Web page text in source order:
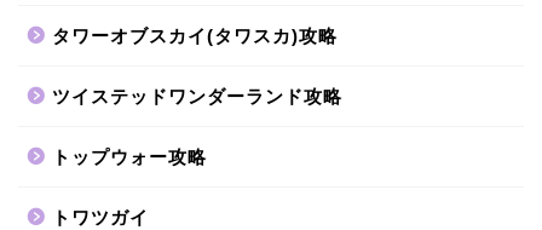
タワーオブスカイ(タワスカ)攻略
ツイステッドワンダーランド攻略
トップウォー攻略
トワツガイ